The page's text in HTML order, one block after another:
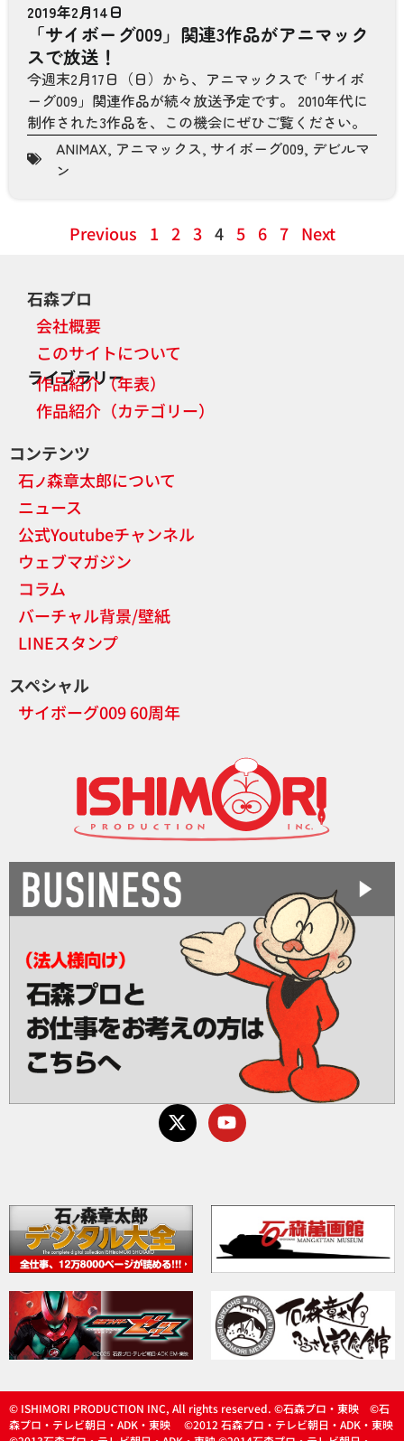
2019年2月14日
「サイボーグ009」関連3作品がアニマック
スで放送！
今週末2月17日（日）から、アニマックスで「サイボ
ーグ009」関連作品が続々放送予定です。 2010年代に
制作された3作品を、この機会にぜひご覧ください。
ANIMAX, アニマックス, サイボーグ009, デビルマ
ン
Previous 1 2 3 4 5 6 7 Next
石森プロ
会社概要
このサイトについて
ライブラリー
作品紹介（年表）
作品紹介（カテゴリー）
コンテンツ
石ノ森章太郎について
ニュース
公式Youtubeチャンネル
ウェブマガジン
コラム
バーチャル背景/壁紙
LINEスタンプ
スペシャル
サイボーグ009 60周年
© ISHIMORI PRODUCTION INC, All rights reserved. ©石森プロ・東映 ©石
森プロ・テレビ朝日・ADK・東映 ©2012 石森プロ・テレビ朝日・ADK・東映